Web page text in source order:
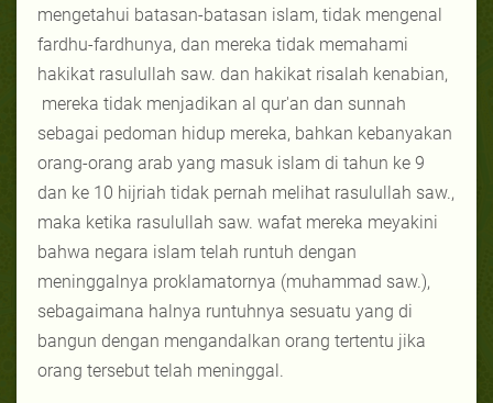
mengetahui batasan-batasan islam, tidak mengenal
fardhu-fardhunya, dan mereka tidak memahami
hakikat rasulullah saw. dan hakikat risalah kenabian,
mereka tidak menjadikan al qur'an dan sunnah
sebagai pedoman hidup mereka, bahkan kebanyakan
orang-orang arab yang masuk islam di tahun ke 9
dan ke 10 hijriah tidak pernah melihat rasulullah saw.,
maka ketika rasulullah saw. wafat mereka meyakini
bahwa negara islam telah runtuh dengan
meninggalnya proklamatornya (muhammad saw.),
sebagaimana halnya runtuhnya sesuatu yang di
bangun dengan mengandalkan orang tertentu jika
orang tersebut telah meninggal.